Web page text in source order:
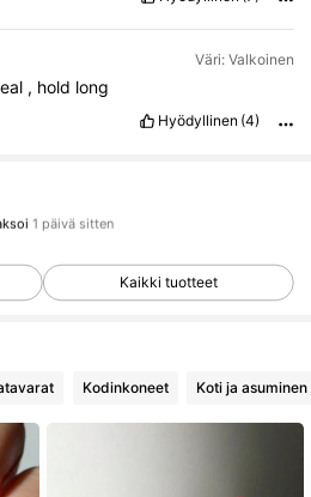
Väri: Valkoinen
, hold long
Hyödyllinen (4)
1 päivä sitten
Seuraajat Kaikki tuotteet
Kodinkoneet Koti ja asuminen